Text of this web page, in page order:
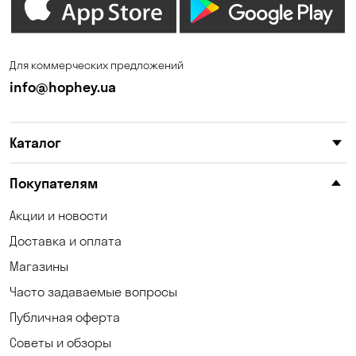
Зазимье Запорожье
Каменные Потоки
Клинцы
Корсунцы
Коцюбинское
Кривой Рог
Кропивницкий
Для коммерческих предложений
info@hophey.ua
Каталог
Покупателям
Акции и новости
Доставка и оплата
Магазины
Часто задаваемые вопросы
Публичная оферта
Советы и обзоры